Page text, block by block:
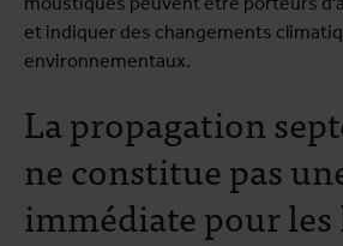
et indiquer des changements
environnementaux.
La propagation
ne constitue pas
immédiate pour